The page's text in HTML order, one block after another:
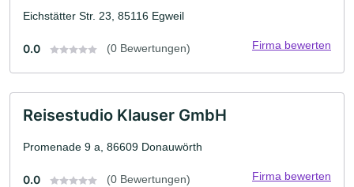
Eichstätter Str. 23, 85116 Egweil
0.0 (0 Bewertungen) Firma bewerten
Reisestudio Klauser GmbH
Promenade 9 a, 86609 Donauwörth
0.0 (0 Bewertungen) Firma bewerten